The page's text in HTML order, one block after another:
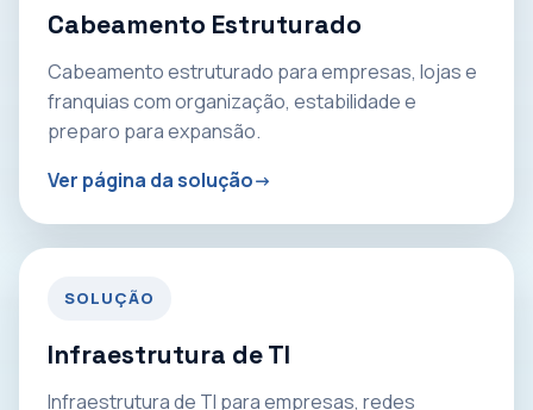
Cabeamento Estruturado
Cabeamento estruturado para empresas, lojas e
franquias com organização, estabilidade e
preparo para expansão.
Ver página da solução
SOLUÇÃO
Infraestrutura de TI
Infraestrutura de TI para empresas, redes